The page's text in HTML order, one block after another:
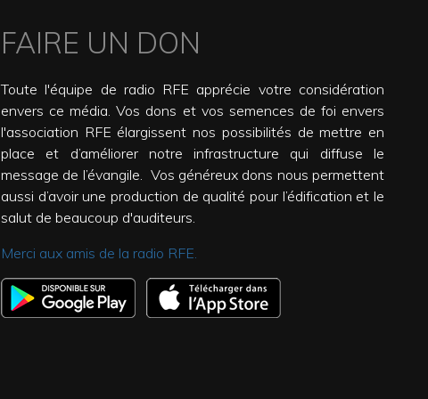
FAIRE UN DON
Toute l'équipe de radio RFE apprécie votre considération
envers ce média. Vos dons et vos semences de foi envers
l'association RFE élargissent nos possibilités de mettre en
place et d’améliorer notre infrastructure qui diffuse le
message de l’évangile. Vos généreux dons nous permettent
aussi d’avoir une production de qualité pour l’édification et le
salut de beaucoup d'auditeurs.
Merci aux amis de la radio RFE.